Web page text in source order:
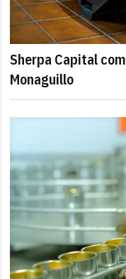
Sherpa Capital
Monaguillo